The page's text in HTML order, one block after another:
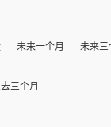
未来一个月 未来三
三个月